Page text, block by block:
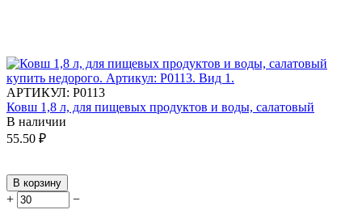
АРТИКУЛ: Р0113
Ковш 1,8 л, для пищевых продуктов и воды, салатовый
В наличии
55.50 ₽
В корзину
+ −